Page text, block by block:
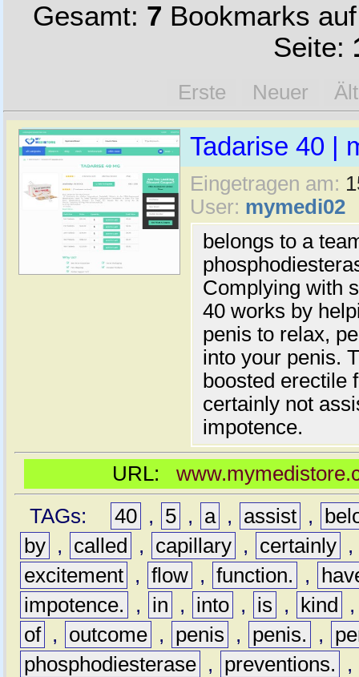
Gesamt: 7 Bookmarks
Seite:
Erste Neuer
Tadarise 40 |
Eingetragen am:
User: mymedi02
belongs to a
Complying with
40 works by
penis to relax,
into your penis.
boosted erectile
certainly not
impotence.
URL:
TAGs:
40 , 5 , a , assist ,
by , called , capillary , certainly ,
excitement , flow , function. ,
impotence.
, in , into , is , kind
of , outcome , penis , penis. ,
phosphodiesterase , preventions.
,